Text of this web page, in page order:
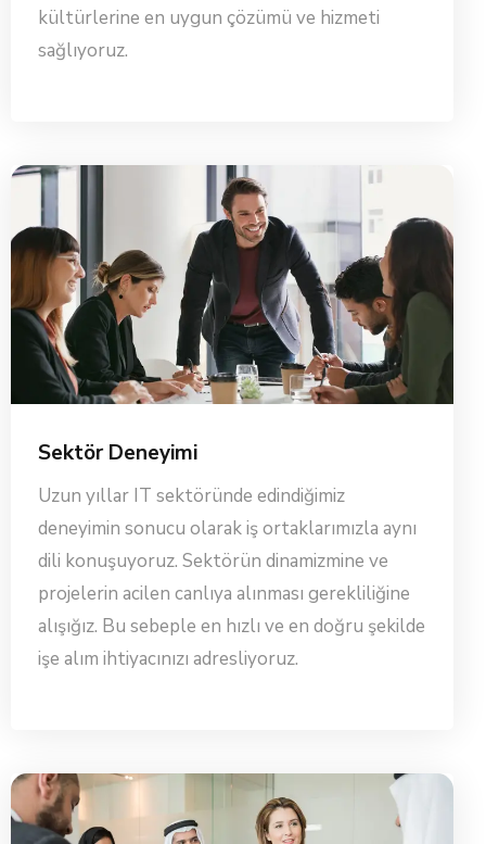
kültürlerine en uygun çözümü ve hizmeti
sağlıyoruz.
Sektör Deneyimi
Uzun yıllar IT sektöründe edindiğimiz
deneyimin sonucu olarak iş ortaklarımızla aynı
dili konuşuyoruz. Sektörün dinamizmine ve
projelerin acilen canlıya alınması gerekliliğine
alışığız. Bu sebeple en hızlı ve en doğru şekilde
işe alım ihtiyacınızı adresliyoruz.